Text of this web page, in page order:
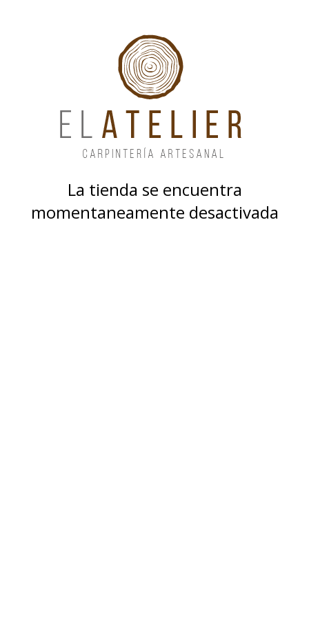
La tienda se encuentra
momentaneamente desactivada